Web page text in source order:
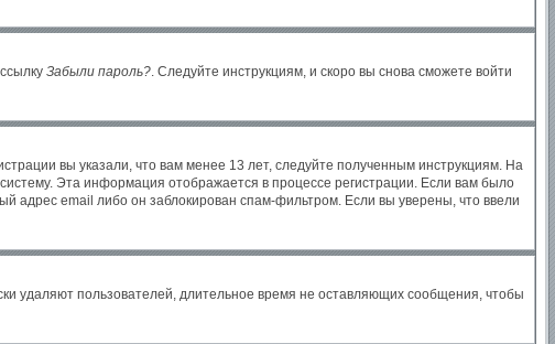
Забыли пароль?. Следуйте инструкциям, и скоро вы снова сможете войти
вы указали, что вам менее 13 лет, следуйте полученным инструкциям. На
Эта информация отображается в процессе регистрации. Если вам было
адрес email либо он заблокирован спам-фильтром. Если вы уверены, что ввели
удаляют пользователей, длительное время не оставляющих сообщения, чтобы